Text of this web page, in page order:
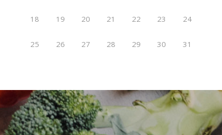
18 19 20 21 22 23 24
25 26 27 28 29 30 31